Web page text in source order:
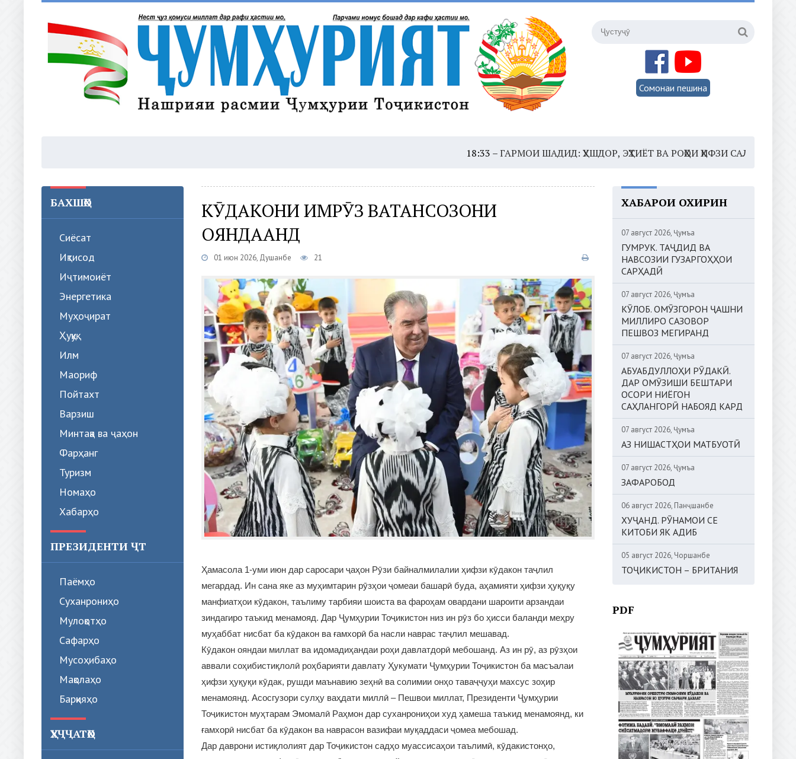
Сомонаи пешина
ГАРМОИ ШАДИД: ҲУШДОР, ЭҲТИЁТ ВА РОҲҲОИ ҲИФЗИ САЛОМАТӢ16:35
БАХШҲО
Сиёсат
Иқтисод
Иҷтимоиёт
Энергетика
Муҳоҷират
Ҳуқуқ
Илм
Маориф
Пойтахт
Варзиш
Минтақа ва ҷаҳон
Фарҳанг
Туризм
Номаҳо
Хабарҳо
ПРЕЗИДЕНТИ ҶТ
Паёмҳо
Суханрониҳо
Мулоқотҳо
Сафарҳо
Мусоҳибаҳо
Мақолаҳо
Барқияҳо
ҲУҶҶАТҲО
КӮДАКОНИ ИМРӮЗ ВАТАНСОЗОНИ
ОЯНДААНД
01 июн 2026, Душанбе 21
Ҳамасола 1-уми июн дар саросари ҷаҳон Рӯзи байналмилалии ҳифзи кӯдакон таҷлил
мегардад. Ин сана яке аз муҳимтарин рӯзҳои ҷомеаи башарӣ буда, аҳамияти ҳифзи ҳуқуқу
манфиатҳои кӯдакон, таълиму тарбияи шоиста ва фароҳам овардани шароити арзандаи
зиндагиро таъкид менамояд. Дар Ҷумҳурии Тоҷикистон низ ин рӯз бо ҳисси баланди меҳру
муҳаббат нисбат ба кӯдакон ва ғамхорӣ ба насли наврас таҷлил мешавад.
Кӯдакон ояндаи миллат ва идомадиҳандаи роҳи давлатдорӣ мебошанд. Аз ин рӯ, аз рӯзҳои
аввали соҳибистиқлолӣ роҳбарияти давлату Ҳукумати Ҷумҳурии Тоҷикистон ба масъалаи
ҳифзи ҳуқуқи кӯдак, рушди маънавию зеҳнӣ ва солимии онҳо таваҷҷуҳи махсус зоҳир
менамоянд. Асосгузори сулҳу ваҳдати миллӣ – Пешвои миллат, Президенти Ҷумҳурии
Тоҷикистон муҳтарам Эмомалӣ Раҳмон дар суханрониҳои худ ҳамеша таъкид менамоянд, ки
ғамхорӣ нисбат ба кӯдакон ва наврасон вазифаи муқаддаси ҷомеа мебошад.
Дар даврони истиқлолият дар Тоҷикистон садҳо муассисаҳои таълимӣ, кӯдакистонҳо,
ХАБАРҲОИ ОХИРИН
07 август 2026, Ҷумъа
ГУМРУК. ТАҶДИД ВА
НАВСОЗИИ ГУЗАРГОҲҲОИ
САРҲАДӢ
07 август 2026, Ҷумъа
КӮЛОБ. ОМӮЗГОРОН ҶАШНИ
МИЛЛИРО САЗОВОР
ПЕШВОЗ МЕГИРАНД
07 август 2026, Ҷумъа
АБУАБДУЛЛОҲИ РӮДАКӢ.
ДАР ОМӮЗИШИ БЕШТАРИ
ОСОРИ НИЁГОН
САҲЛАНГОРӢ НАБОЯД КАРД
07 август 2026, Ҷумъа
АЗ НИШАСТҲОИ МАТБУОТӢ
07 август 2026, Ҷумъа
ЗАФАРОБОД
06 август 2026, Панҷшанбе
ХУҶАНД. РӮНАМОИ СЕ
КИТОБИ ЯК АДИБ
05 август 2026, Чоршанбе
ТОҶИКИСТОН – БРИТАНИЯ
PDF